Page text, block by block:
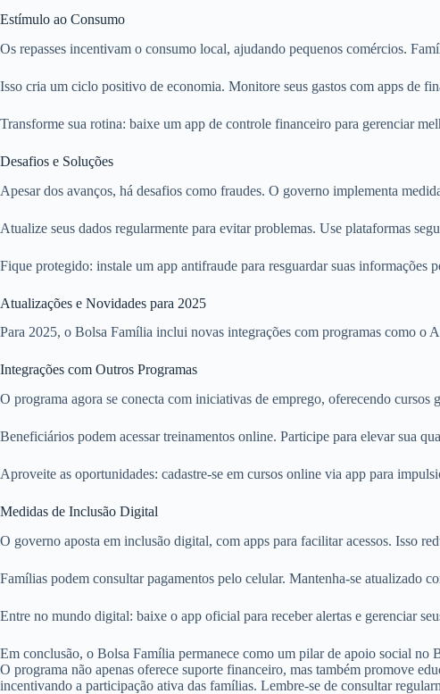
Estímulo ao Consumo
Os repasses incentivam o consumo local, ajudando pequenos comércios.
Isso cria um ciclo positivo de economia. Monitore seus gastos com apps de
Transforme sua rotina: baixe um app de controle financeiro para gerenciar
Desafios e Soluções
Apesar dos avanços, há desafios como fraudes. O governo implementa
Atualize seus dados regularmente para evitar problemas. Use plataformas
Fique protegido: instale um app antifraude para resguardar suas informações
Atualizações e Novidades para 2025
Para 2025, o Bolsa Família inclui novas integrações com programas como o
Integrações com Outros Programas
O programa agora se conecta com iniciativas de emprego, oferecendo
Beneficiários podem acessar treinamentos online. Participe para elevar sua
Aproveite as oportunidades: cadastre-se em cursos online via app para
Medidas de Inclusão Digital
O governo aposta em inclusão digital, com apps para facilitar acessos. Isso
Famílias podem consultar pagamentos pelo celular. Mantenha-se atualizado
Entre no mundo digital: baixe o app oficial para receber alertas e gerenciar
Em conclusão, o Bolsa Família permanece como um pilar de apoio social no
O programa não apenas oferece suporte financeiro, mas também promove
incentivando a participação ativa das famílias. Lembre-se de consultar